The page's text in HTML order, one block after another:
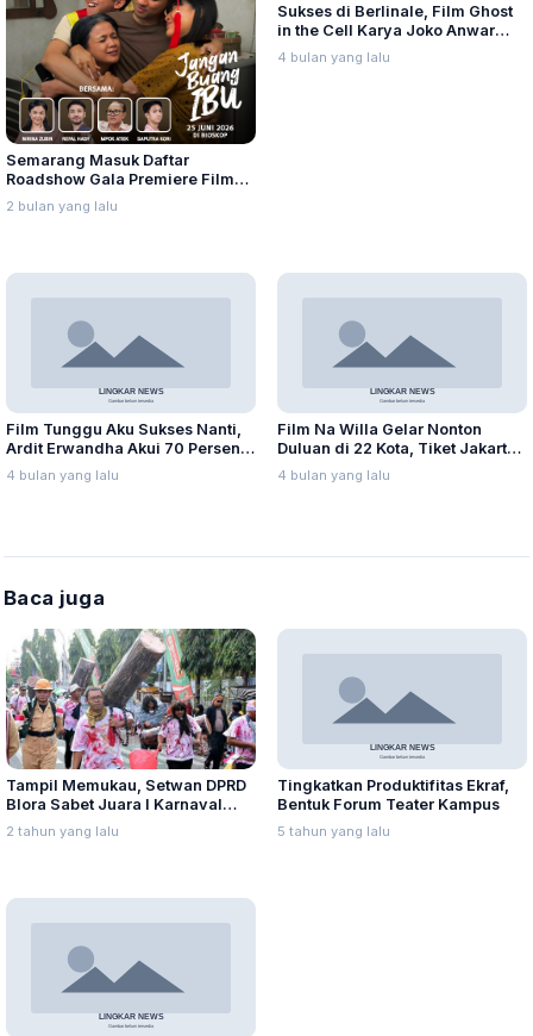
Semarang Masuk Daftar
Roadshow Gala Premiere Film
“Jangan Buang Ibu”
2 bulan yang lalu
Sukses di Berlinale, Film Ghost
in the Cell Karya Joko Anwar
Tembus 86 Negara
4 bulan yang lalu
Film Tunggu Aku Sukses Nanti,
Ardit Erwandha Akui 70 Persen
Kisahnya Mirip Arga
4 bulan yang lalu
Film Na Willa Gelar Nonton
Duluan di 22 Kota, Tiket Jakarta
Sold Out
4 bulan yang lalu
Baca juga
Tampil Memukau, Setwan DPRD
Blora Sabet Juara I Karnaval
Pembangunan
2 tahun yang lalu
Tingkatkan Produktifitas Ekraf,
Bentuk Forum Teater Kampus
5 tahun yang lalu